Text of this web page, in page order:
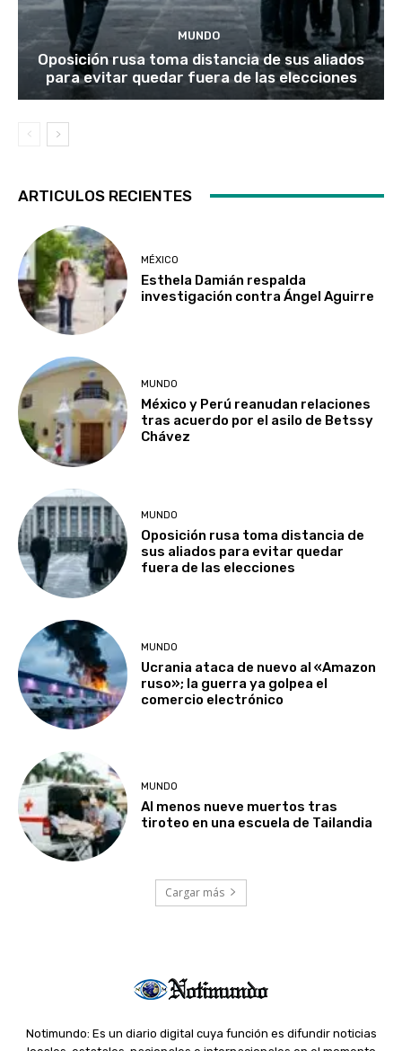
MUNDO
Oposición rusa toma distancia de sus aliados
para evitar quedar fuera de las elecciones
ARTICULOS RECIENTES
MÉXICO
Esthela Damián respalda
investigación contra Ángel Aguirre
MUNDO
México y Perú reanudan relaciones
tras acuerdo por el asilo de Betssy
Chávez
MUNDO
Oposición rusa toma distancia de
sus aliados para evitar quedar
fuera de las elecciones
MUNDO
Ucrania ataca de nuevo al «Amazon
ruso»; la guerra ya golpea el
comercio electrónico
MUNDO
Al menos nueve muertos tras
tiroteo en una escuela de Tailandia
Cargar más
Notimundo: Es un diario digital cuya función es difundir noticias